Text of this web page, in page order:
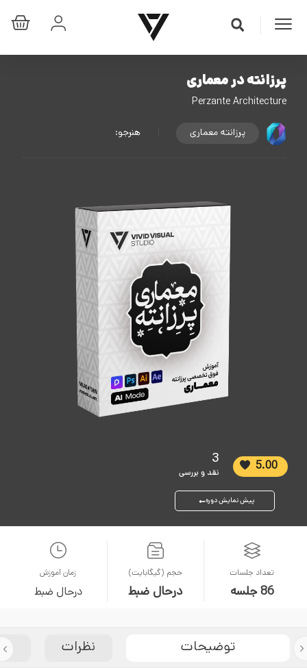
پرزانته در معماری
Perzante Architecture
پرزانته معماری هنرجو:
5.00
3
نقد و بررسی
پیش نمایش دوره
تعداد جلسات
86 جلسه
حجم (گیگابایت)
درحال ضبط
زمان آموزش
درحال ضبط
توضیحات نظرات